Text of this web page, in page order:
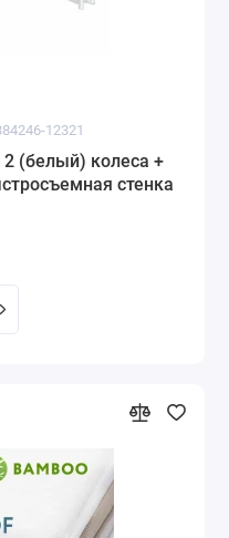
12321
(белый) колеса +
стенка